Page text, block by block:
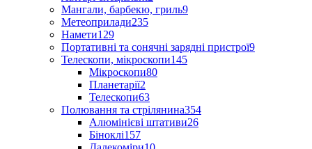
Мангали, барбекю, гриль9
Метеоприлади235
Намети129
Портативні та сонячні зарядні пристрої9
Телескопи, мікроскопи145
Мікроскопи80
Планетарії2
Телескопи63
Полювання та стрілянина354
Алюмінієві штативи26
Біноклі157